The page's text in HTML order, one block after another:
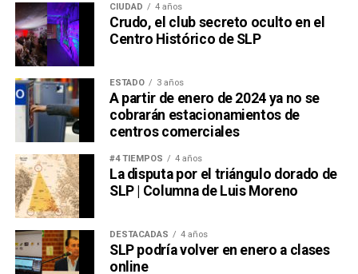
CIUDAD 4 años
Crudo, el club secreto oculto en el
Centro Histórico de SLP
ESTADO 3 años
A partir de enero de 2024 ya no se
cobrarán estacionamientos de
centros comerciales
#4 TIEMPOS 4 años
La disputa por el triángulo dorado de
SLP | Columna de Luis Moreno
DESTACADAS 4 años
SLP podría volver en enero a clases
online